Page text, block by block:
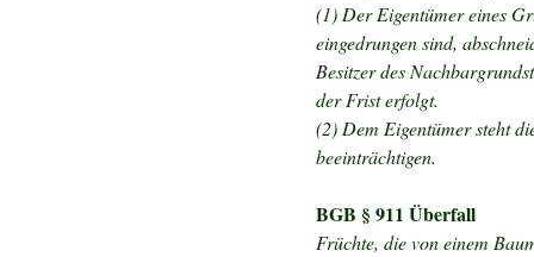
(1) Der Eigentümer eines
eingedrungen sind,
Besitzer des
der Frist erfolgt.
(2) Dem Eigentümer steht
beeinträchtigen.
BGB § 911 Überfall
Früchte, die von einem